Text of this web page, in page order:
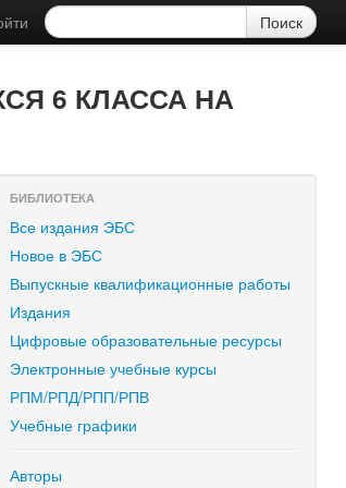
6 КЛАССА НА
БИБЛИОТЕКА
Все издания ЭБС
Новое в ЭБС
Выпускные квалификационные работы
Издания
Цифровые образовательные ресурсы
Электронные учебные курсы
РПМ/РПД/РПП/РПВ
Учебные графики
Авторы